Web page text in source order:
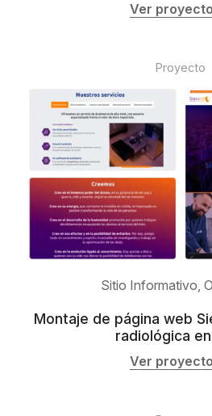
Ver proyecto
Proyecto
Sitio Informativo
Montaje de página web
radiológica
Ver proyecto